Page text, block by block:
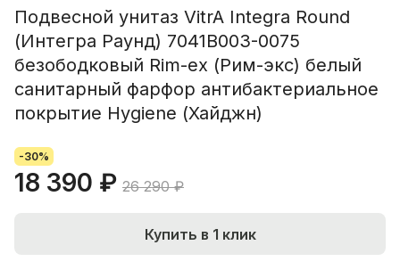
Подвесной унитаз VitrA Integra Round
(Интегра Раунд) 7041B003-0075
безободковый Rim-ex (Рим-экс) белый
санитарный фарфор антибактериальное
покрытие Hygiene (Хайджн)
-30%
18 390 ₽ 26 290 ₽
Купить в 1 клик